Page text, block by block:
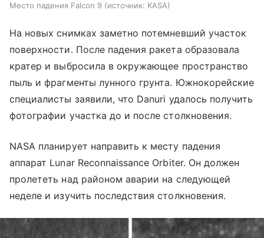
Место падения Falcon 9 источник: KASA
На новых снимках заметно потемневший участок
поверхности. После падения ракета образовала
кратер и выбросила в окружающее пространство
пыль и фрагменты лунного грунта. Южнокорейские
специалисты заявили, что Danuri удалось получить
фотографии участка до и после столкновения.
NASA планирует направить к месту падения
аппарат Lunar Reconnaissance Orbiter. Он должен
пролететь над районом аварии на следующей
неделе и изучить последствия столкновения.